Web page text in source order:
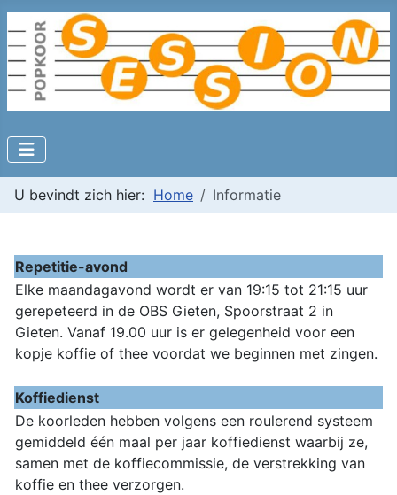
U bevindt zich hier: Home Informatie
Repetitie-avond
Elke maandagavond wordt er van 19:15 tot 21:15 uur
gerepeteerd in de OBS Gieten, Spoorstraat 2 in
Gieten. Vanaf 19.00 uur is er gelegenheid voor een
kopje koffie of thee voordat we beginnen met zingen.
Koffiedienst
De koorleden hebben volgens een roulerend systeem
gemiddeld één maal per jaar koffiedienst waarbij ze,
samen met de koffiecommissie, de verstrekking van
koffie en thee verzorgen.